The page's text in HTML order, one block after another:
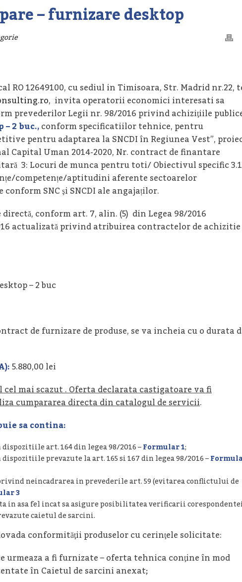
– furnizare desktop
RO 12649100, cu sediul in Timisoara, Str. Madrid nr.22,
, invita operatorii economici interesati sa
prevederilor Legii nr. 98/2016 privind achiziţiile
2 buc.,conform specificatiilor tehnice, pentru
pentru adaptarea la SNCDI în Regiunea Vest”,
Capital Uman 2014-2020, Nr. contract de finantare
3: Locuri de munca pentru toti/ Obiectivul specific
competențe/aptitudini aferente sectoarelor
SNC şi SNCDI ale angajaților.
conform art. 7, alin. (5) din Legea 98/2016
actualizată privind atribuirea contractelor de achizitie
– 2 buc
de furnizare de produse, se va incheia cu o durata
5.880,00 lei
mai scazut . Oferta declarata castigatoare va fi
cumpararea directa din catalogul de servicii.
sa contina:
art. 164 din legea 98/2016 –Formular 1;
prevazute la art. 165 si 167 din legea 98/2016 –
neincadrarea in prevederile art. 59 (evitarea conflictului de
3
in asa fel incat sa asigure posibilitatea verificarii
caietul de sarcini.
conformităţii produselor cu cerinţele solicitate:
urmeaza a fi furnizate – oferta tehnica conţine în mod
în Caietul de sarcini anexat;